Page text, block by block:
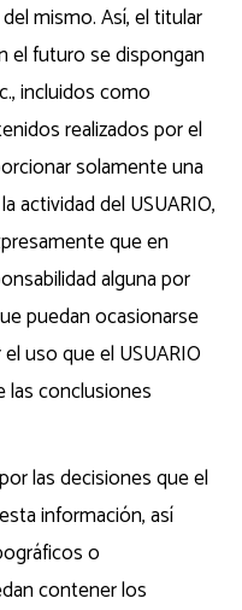
mismo. Así, el titular
el futuro se dispongan
incluidos como
realizados por el
solamente una
actividad del USUARIO,
que en
alguna por
puedan ocasionarse
uso que el USUARIO
las conclusiones
las decisiones que el
información, así
o
contener los